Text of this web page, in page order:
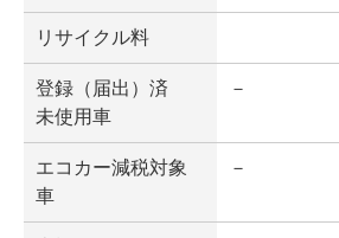
リサイクル料
登録（届出）済
未使用車
－
エコカー減税対象
車
－